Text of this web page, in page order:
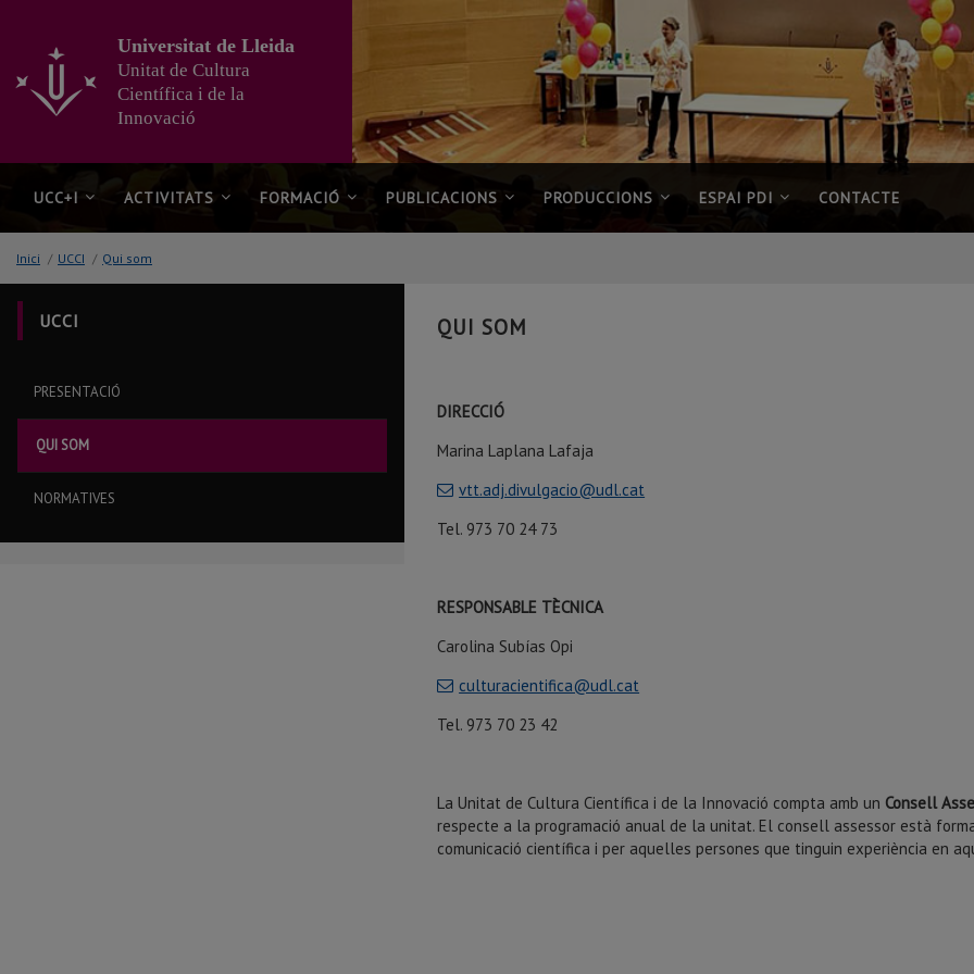
contingut
principal
Universitat de Lleida
Unitat de Cultura
Científica i de la
Innovació
UCC+I ACTIVITATS FORMACIÓ PUBLICACIONS PRODUCCIONS ESPAI PDI CONTACTE
Inici / UCCI / Qui som
UCCI
PRESENTACIÓ
QUI SOM
NORMATIVES
QUI SOM
DIRECCIÓ
Marina Laplana Lafaja
vtt.adj.divulgacio@udl.cat
Tel. 973 70 24 73
RESPONSABLE TÈCNICA
Carolina Subías Opi
culturacientifica@udl.cat
Tel. 973 70 23 42
La Unitat de Cultura Científica i de la Innovació compta amb un Consell
respecte a la programació anual de la unitat. El consell assessor està
comunicació científica i per aquelles persones que tinguin experiència en